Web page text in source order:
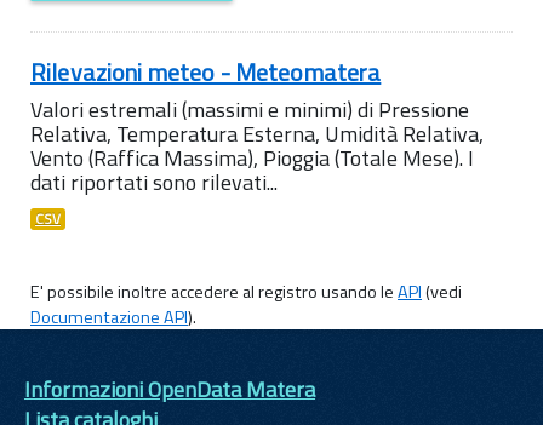
Rilevazioni meteo - Meteomatera
Valori estremali (massimi e minimi) di Pressione
Relativa, Temperatura Esterna, Umidità Relativa,
Vento (Raffica Massima), Pioggia (Totale Mese). I
dati riportati sono rilevati...
CSV
E' possibile inoltre accedere al registro usando leAPI(vedi
Documentazione API).
Informazioni OpenData Matera